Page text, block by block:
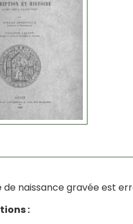
de naissance gravée est
: